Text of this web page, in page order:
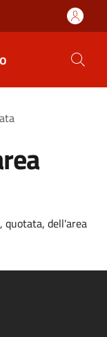
quotata, dell'area